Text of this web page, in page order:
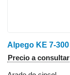
Alpego KE 7-300
Precio a consultar